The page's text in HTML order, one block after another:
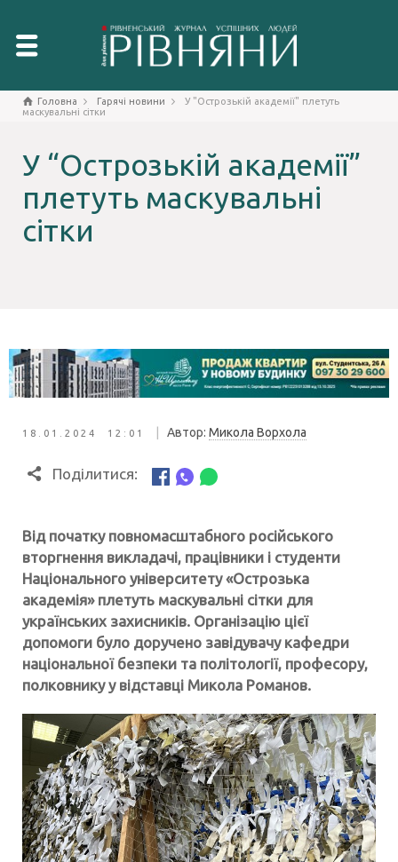
Головна Гарячі новини
У "Острозькій академії" плетуть
маскувальні сітки
У “Острозькій академії”
плетуть маскувальні
сітки
18.01.2024 12:01 Автор: Микола Ворхола
Поділитися:
Від початку повномасштабного російського
вторгнення викладачі, працівники і студенти
Національного університету «Острозька
академія» плетуть маскувальні сітки для
українських захисників. Організацію цієї
допомоги було доручено завідувачу кафедри
національної безпеки та політології, професору,
полковнику у відставці Микола Романов.